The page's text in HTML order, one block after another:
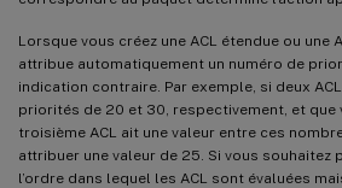
Lorsque vous créez une ACL étendue ou une
attribue automatiquement un numéro de
indication contraire. Par exemple, si deux
priorités de 20 et 30, respectivement, et que
troisième ACL ait une valeur entre ces
attribuer une valeur de 25. Si vous souhaitez
l’ordre dans lequel les ACL sont évaluées